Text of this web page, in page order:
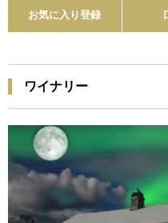
お気に入り登録
ワイナリー